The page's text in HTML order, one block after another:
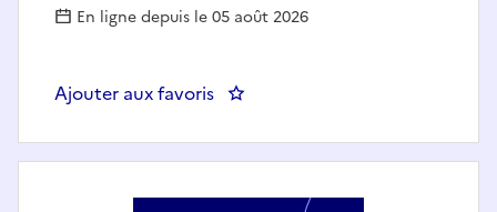
En ligne depuis le 05 août 2026
Ajouter aux favoris : Intervenant spécialisé Yoga